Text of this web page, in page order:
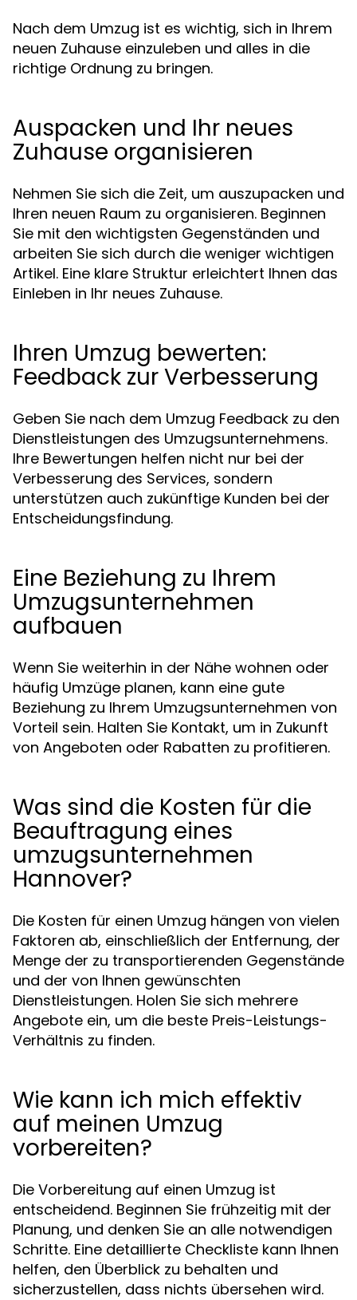
Nach dem Umzug ist es wichtig, sich in Ihrem
neuen Zuhause einzuleben und alles in die
richtige Ordnung zu bringen.
Auspacken und Ihr neues
Zuhause organisieren
Nehmen Sie sich die Zeit, um auszupacken und
Ihren neuen Raum zu organisieren. Beginnen
Sie mit den wichtigsten Gegenständen und
arbeiten Sie sich durch die weniger wichtigen
Artikel. Eine klare Struktur erleichtert Ihnen das
Einleben in Ihr neues Zuhause.
Ihren Umzug bewerten:
Feedback zur Verbesserung
Geben Sie nach dem Umzug Feedback zu den
Dienstleistungen des Umzugsunternehmens.
Ihre Bewertungen helfen nicht nur bei der
Verbesserung des Services, sondern
unterstützen auch zukünftige Kunden bei der
Entscheidungsfindung.
Eine Beziehung zu Ihrem
Umzugsunternehmen
aufbauen
Wenn Sie weiterhin in der Nähe wohnen oder
häufig Umzüge planen, kann eine gute
Beziehung zu Ihrem Umzugsunternehmen von
Vorteil sein. Halten Sie Kontakt, um in Zukunft
von Angeboten oder Rabatten zu profitieren.
Was sind die Kosten für die
Beauftragung eines
umzugsunternehmen
Hannover?
Die Kosten für einen Umzug hängen von vielen
Faktoren ab, einschließlich der Entfernung, der
Menge der zu transportierenden Gegenstände
und der von Ihnen gewünschten
Dienstleistungen. Holen Sie sich mehrere
Angebote ein, um die beste Preis-Leistungs-
Verhältnis zu finden.
Wie kann ich mich effektiv
auf meinen Umzug
vorbereiten?
Die Vorbereitung auf einen Umzug ist
entscheidend. Beginnen Sie frühzeitig mit der
Planung, und denken Sie an alle notwendigen
Schritte. Eine detaillierte Checkliste kann Ihnen
helfen, den Überblick zu behalten und
sicherzustellen, dass nichts übersehen wird.